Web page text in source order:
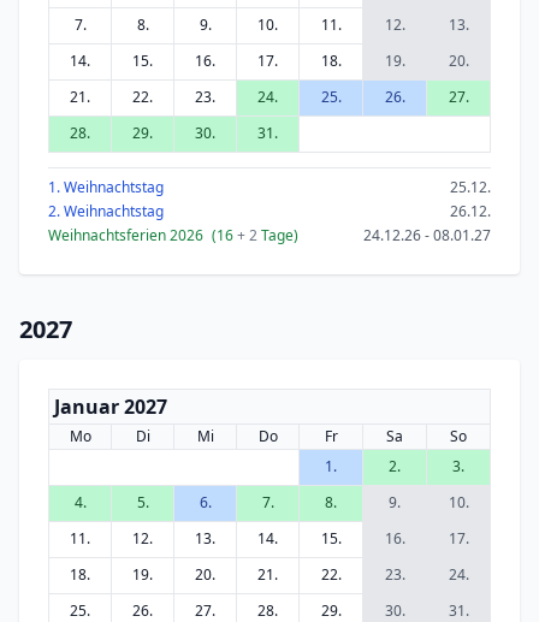
7.
8. 9. 10. 11. 12.
13.
14.
15. 16. 17. 18. 19.
20.
21.
22. 23. 24. 25. 26.
27.
28.
29. 30. 31.
1. Weihnachtstag
25.12.
2. Weihnachtstag
26.12.
Weihnachtsferien 2026 (16+ 2Tage) 24.12.26 - 08.01.27
2027
Januar 2027
Mo Di Mi Do Fr Sa
So
1.
2.
3.
4.
5. 6. 7. 8. 9.
10.
11.
12. 13. 14. 15. 16.
17.
18.
19. 20. 21. 22. 23.
24.
25.
26. 27. 28. 29. 30. 31.